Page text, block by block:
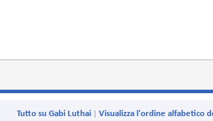
Visualizza l'ordine alfabetico
Tutto su Gabi Luthai